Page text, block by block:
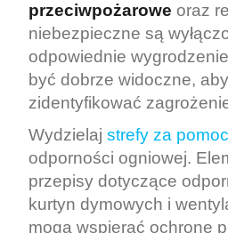
przeciwpożarowe oraz
niebezpieczne są
odpowiednie
być dobrze widoczne,
zidentyfikować
Wydzielaj strefy za
odporności ogniowej.
przepisy dotyczące
kurtyn dymowych i
mogą wspierać ochronę